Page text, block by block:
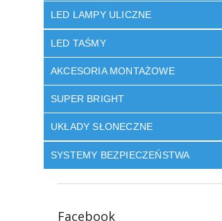
LED LAMPY ULICZNE
LED TAŚMY
AKCESORIA MONTAŻOWE
SUPER BRIGHT
UKŁADY SŁONECZNE
SYSTEMY BEZPIECZEŃSTWA
Facebook